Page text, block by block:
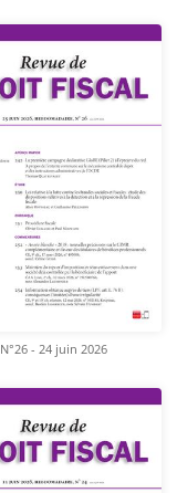
N°26 - 24 juin 2026